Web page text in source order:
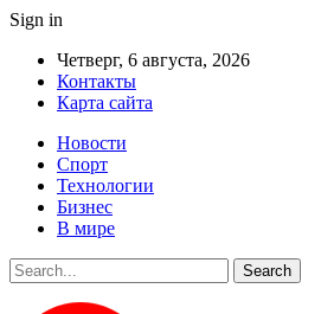
Sign in
Четверг, 6 августа, 2026
Контакты
Карта сайта
Новости
Спорт
Технологии
Бизнес
В мире